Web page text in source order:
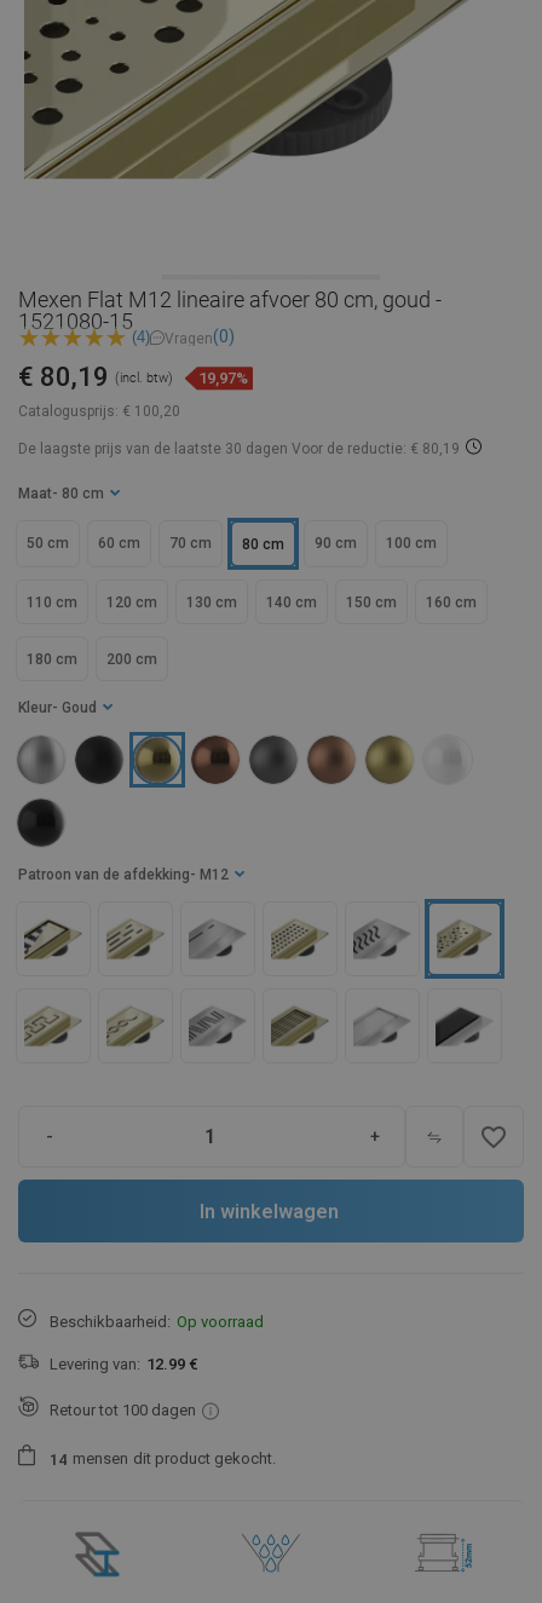
Mexen Flat M12 lineaire afvoer 80 cm, goud -
1521080-15
(4) Vragen(0)
Catalogusprijs: € 100,20
€ 80,19 (incl. btw) 19,97%
De laagste prijs van de laatste 30 dagen Voor de reductie: € 80,19
Maat - 80 cm
50 cm 60 cm 70 cm 80 cm 90 cm 100 cm
110 cm 120 cm 130 cm 140 cm 150 cm 160 cm
180 cm 200 cm
Kleur - Goud
Patroon van de afdekking - M12
- + favorite_border
In winkelwagen
Beschikbaarheid: Op voorraad
Levering van: 12.99 €
Retour tot 100 dagen
1 4 mensen dit product gekocht.